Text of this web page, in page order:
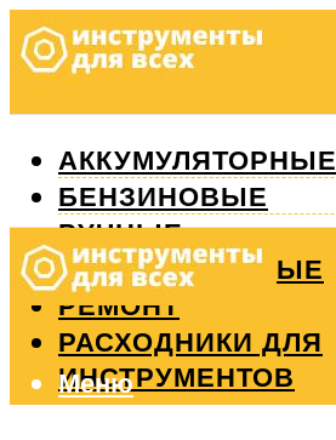
АККУМУЛЯТОРНЫЕ
БЕНЗИНОВЫЕ
РУЧНЫЕ
ИЗМЕРИТЕЛЬНЫЕ
РЕМОНТ
РАСХОДНИКИ ДЛЯ
ИНСТРУМЕНТОВ
Меню